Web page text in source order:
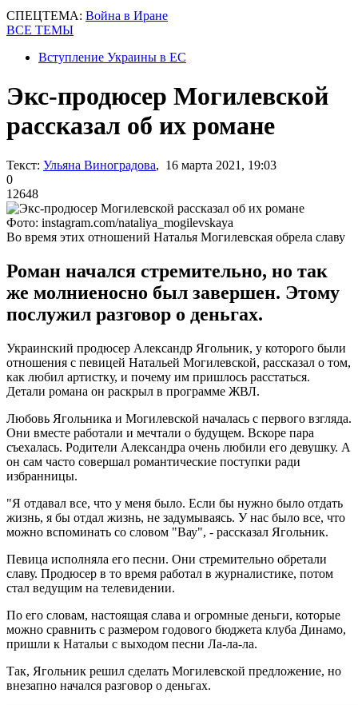
СПЕЦТЕМА: Война в Иране
ВСЕ ТЕМЫ
Вступление Украины в ЕС
Экс-продюсер Могилевской
рассказал об их романе
Текст: Ульяна Виноградова, 16 марта 2021, 19:03
0
12648
Фото: instagram.com/nataliya_mogilevskaya
Во время этих отношений Наталья Могилевская обрела славу
Роман начался стремительно, но так
же молниеносно был завершен. Этому
послужил разговор о деньгах.
Украинский продюсер Александр Ягольник, у которого были
отношения с певицей Натальей Могилевской, рассказал о том,
как любил артистку, и почему им пришлось расстаться.
Детали романа он раскрыл в программе ЖВЛ.
Любовь Ягольника и Могилевской началась с первого взгляда.
Они вместе работали и мечтали о будущем. Вскоре пара
съехалась. Родители Александра очень любили его девушку. А
он сам часто совершал романтические поступки ради
избранницы.
"Я отдавал все, что у меня было. Если бы нужно было отдать
жизнь, я бы отдал жизнь, не задумываясь. У нас было все, что
можно вспоминать со словом "Вау", - рассказал Ягольник.
Певица исполняла его песни. Они стремительно обретали
славу. Продюсер в то время работал в журналистике, потом
стал ведущим на телевидении.
По его словам, настоящая слава и огромные деньги, которые
можно сравнить с размером годового бюджета клуба Динамо,
пришли к Натальи с выходом песни Ла-ла-ла.
Так, Ягольник решил сделать Могилевской предложение, но
внезапно начался разговор о деньгах.